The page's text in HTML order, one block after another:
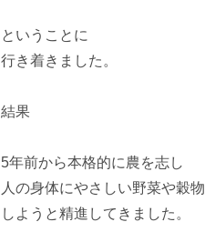
ということに
行き着きました。
結果
5年前から本格的に農を志し
人の身体にやさしい野菜や穀
しようと精進してきました。